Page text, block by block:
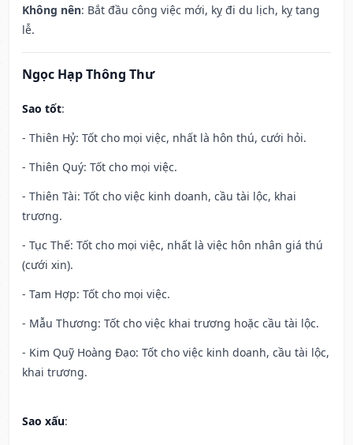
Không nên: Bắt đầu công việc mới, kỵ đi du lịch, kỵ tang
lễ.
Ngọc Hạp Thông Thư
Sao tốt:
- Thiên Hỷ: Tốt cho mọi việc, nhất là hôn thú, cưới hỏi.
- Thiên Quý: Tốt cho mọi việc.
- Thiên Tài: Tốt cho việc kinh doanh, cầu tài lộc, khai
trương.
- Tục Thế: Tốt cho mọi việc, nhất là việc hôn nhân giá thú
(cưới xin).
- Tam Hợp: Tốt cho mọi việc.
- Mẫu Thương: Tốt cho việc khai trương hoặc cầu tài lộc.
- Kim Quỹ Hoàng Đạo: Tốt cho việc kinh doanh, cầu tài lộc,
khai trương.
Sao xấu: